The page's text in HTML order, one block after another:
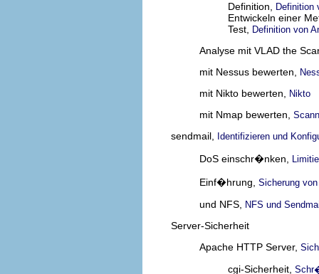
Definition, Definition
Entwickeln einer
Test,
Definition von
Analyse mit VLAD the
mit Nessus bewerten,
mit Nikto bewerten, Nikto
mit Nmap bewerten,
sendmail, Identifizieren und
DoS einschr�nken,
Einf�hrung, Sicherung
und NFS, NFS und
Server-Sicherheit
Apache HTTP Server,
cgi-Sicherheit,